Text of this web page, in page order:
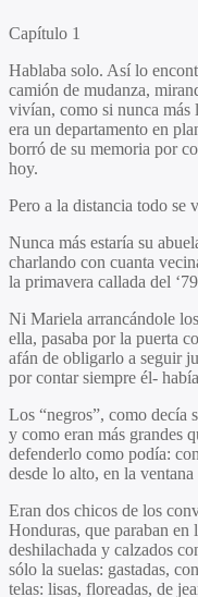
Capítulo 1
Hablaba solo. Así lo
camión de mudanza,
vivían, como si nunca más
era un departamento en
borró de su memoria por
hoy.
Pero a la distancia todo se
Nunca más estaría su
charlando con cuanta
la primavera callada del
Ni Mariela arrancándole
ella, pasaba por la puerta
afán de obligarlo a seguir
por contar siempre él-
Los “negros”, como decía
y como eran más grandes
defenderlo como podía:
desde lo alto, en la ventana
Eran dos chicos de los
Honduras, que paraban en
deshilachada y calzados
sólo la suelas: gastadas,
telas: lisas, floreadas, de